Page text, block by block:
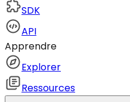
SDK
API
Apprendre
Explorer
Ressources